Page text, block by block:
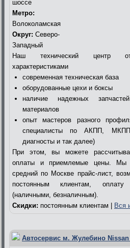
шоссе
Метро:
Волоколамская
Округ: Северо-
Западный
Наш технический центр
характеристиками
современная техническая база
оборудованные цехи и боксы
наличие надежных
материалов
опыт мастеров разного
специалисты по АКПП, МКПП,
диагносты и так далее)
При этом, вы можете
оплаты и приемлемые цены. Мы
средний по Москве прайс-лист,
постоянным клиентам, оплату
(наличными, безналичным).
Скидки: постоянным клиентам | Вся
Автосервис м. Жулебино